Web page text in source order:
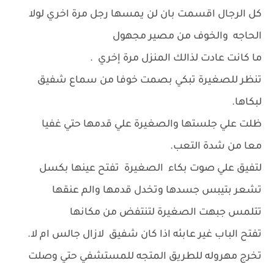
كل الرجال اقسمت بان لن يمسها رجل مرة اخري لولا
الحاجه والخوف من مصير مجهول
ما كانت عادت لذالك المنزل مرة إخري .
تنظر للصغيرة تبكي بصمت خوفا من سماع شفيق
لبكاها.
ظلت علي جلستها والصغيرة علي قدمها حتي غفيا
معا من شدة التعب.
لتفيق علي صوت بكاء الصغيرة تفتح عينها بكسل
تشعر بتيبس جسدها وتخدل قدمها والم عنقها
تتلمس جبهت الصغيرة لتنتفض من مكانها
تفتح الباب غير عابئه اذا كان شفيق لازال جالس ام لا.
تخرج مهروله للطريق المتجه للمستشفي حتي وصلت